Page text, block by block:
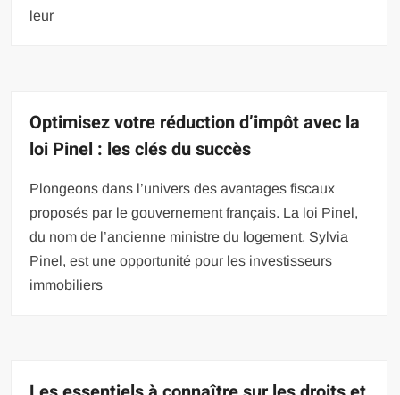
leur
Optimisez votre réduction d’impôt avec la
loi Pinel : les clés du succès
Plongeons dans l’univers des avantages fiscaux
proposés par le gouvernement français. La loi Pinel,
du nom de l’ancienne ministre du logement, Sylvia
Pinel, est une opportunité pour les investisseurs
immobiliers